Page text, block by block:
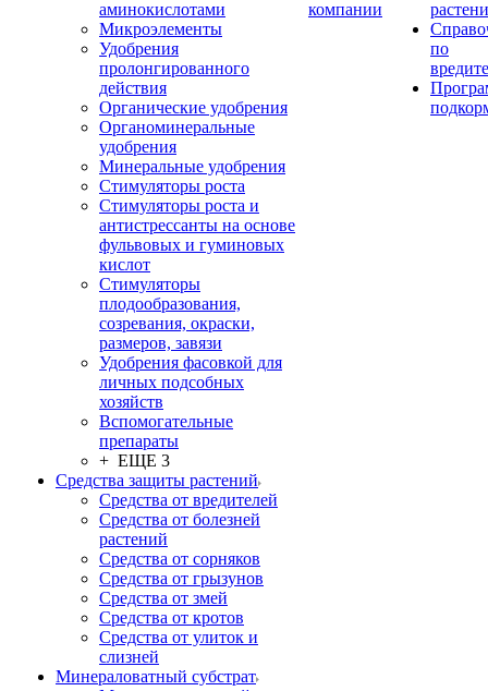
аминокислотами
Микроэлементы
Удобрения
пролонгированного
действия
Органические удобрения
Органоминеральные
удобрения
Минеральные удобрения
Стимуляторы роста
Стимуляторы роста и
антистрессанты на основе
фульвовых и гуминовых
кислот
Стимуляторы
плодообразования,
созревания, окраски,
размеров, завязи
Удобрения фасовкой для
личных подсобных
хозяйств
Вспомогательные
препараты
+ ЕЩЕ 3
Средства защиты растений
Средства от вредителей
Средства от болезней
растений
Средства от сорняков
Средства от грызунов
Средства от змей
Средства от кротов
Средства от улиток и
слизней
Минераловатный субстрат
компании
по